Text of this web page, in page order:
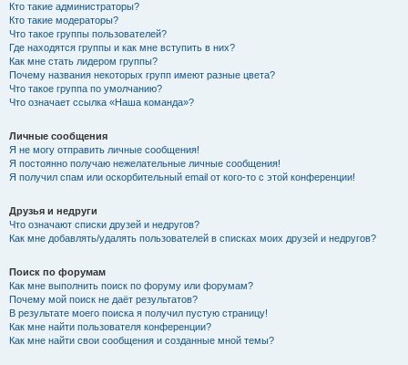
Кто такие администраторы?
Кто такие модераторы?
Что такое группы пользователей?
Где находятся группы и как мне вступить в них?
Как мне стать лидером группы?
Почему названия некоторых групп имеют разные цвета?
Что такое группа по умолчанию?
Что означает ссылка «Наша команда»?
Личные сообщения
Я не могу отправить личные сообщения!
Я постоянно получаю нежелательные личные сообщения!
Я получил спам или оскорбительный email от кого-то с этой конференции!
Друзья и недруги
Что означают списки друзей и недругов?
Как мне добавлять/удалять пользователей в списках моих друзей и недругов?
Поиск по форумам
Как мне выполнить поиск по форуму или форумам?
Почему мой поиск не даёт результатов?
В результате моего поиска я получил пустую страницу!
Как мне найти пользователя конференции?
Как мне найти свои сообщения и созданные мной темы?